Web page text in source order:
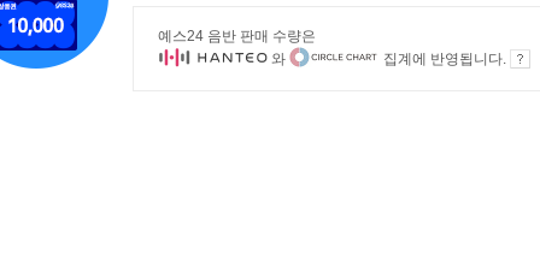
예스24 음반 판매 수량은
와
집계에 반영됩니다.